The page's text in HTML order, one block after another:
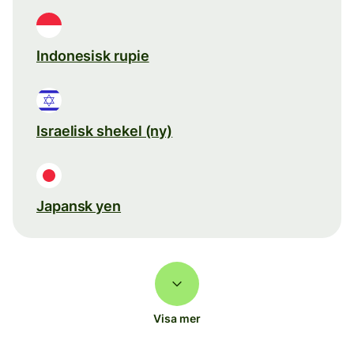
Indonesisk rupie
Israelisk shekel (ny)
Japansk yen
Visa mer